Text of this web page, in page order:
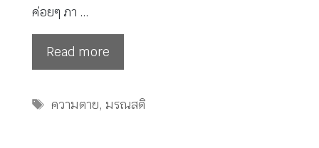
ค่อยๆ ภา …
Read more
Tags
ความตาย, มรณสติ